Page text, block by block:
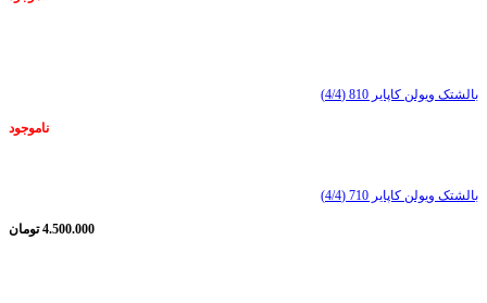
بالشتک ویولن کاپایر 810 (4/4)
ناموجود
بالشتک ویولن کاپایر 710 (4/4)
4.500.000 تومان